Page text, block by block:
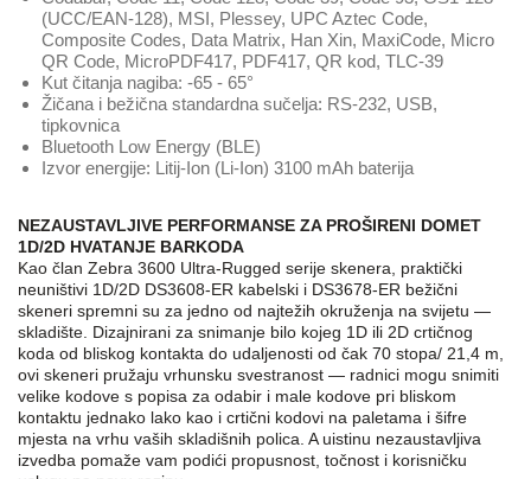
(UCC/EAN-128), MSI, Plessey, UPC Aztec Code,
Composite Codes, Data Matrix, Han Xin, MaxiCode, Micro
QR Code, MicroPDF417, PDF417, QR kod, TLC-39
Kut čitanja nagiba: -65 - 65°
Žičana i bežična standardna sučelja: RS-232, USB,
tipkovnica
Bluetooth Low Energy (BLE)
Izvor energije: Litij-Ion (Li-Ion) 3100 mAh baterija
NEZAUSTAVLJIVE PERFORMANSE ZA PROŠIRENI DOMET
1D/2D HVATANJE BARKODA
Kao član Zebra 3600 Ultra-Rugged serije skenera, praktički
neuništivi 1D/2D DS3608-ER kabelski i DS3678-ER bežični
skeneri spremni su za jedno od najtežih okruženja na svijetu —
skladište. Dizajnirani za snimanje bilo kojeg 1D ili 2D crtičnog
koda od bliskog kontakta do udaljenosti od čak 70 stopa/ 21,4 m,
ovi skeneri pružaju vrhunsku svestranost — radnici mogu snimiti
velike kodove s popisa za odabir i male kodove pri bliskom
kontaktu jednako lako kao i crtični kodovi na paletama i šifre
mjesta na vrhu vaših skladišnih polica. A uistinu nezaustavljiva
izvedba pomaže vam podići propusnost, točnost i korisničku